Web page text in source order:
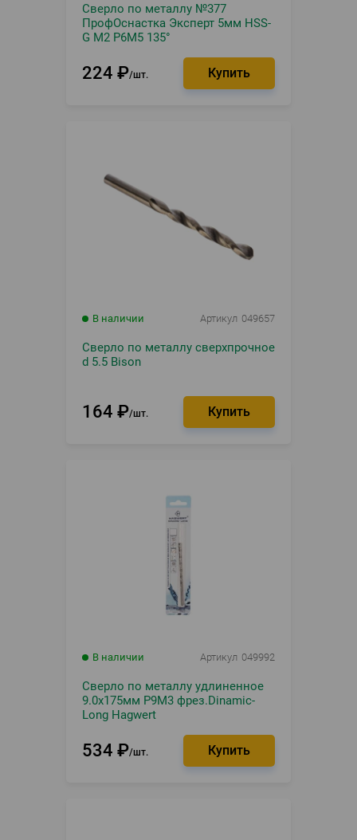
Сверло по металлу №377
ПрофОснастка Эксперт 5мм HSS-
G M2 Р6М5 135°
224 ₽ шт.
В наличии Артикул 049657
Сверло по металлу сверхпрочное
d 5.5 Bison
164 ₽ шт.
В наличии Артикул 049992
Сверло по металлу удлиненное
9.0х175мм Р9М3 фрез.Dinamic-
Long Hagwert
534 ₽ шт.